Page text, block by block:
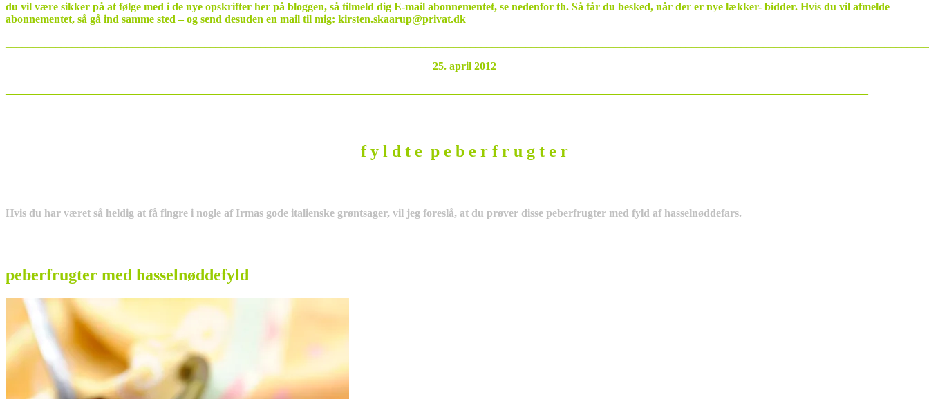
du vil være sikker på at følge med i de nye opskrifter her på bloggen, så tilmeld dig E-mail abonnementet, se nedenfor th. Så får du besked, når der er nye lækker- bidder. Hvis du vil afmelde
abonnementet, så gå ind samme sted – og send desuden en mail til mig: kirsten.skaarup@privat.dk
25. april 2012
f y l d t e p e b e r f r u g t e r
Hvis du har været så heldig at få fingre i nogle af Irmas gode italienske grøntsager, vil jeg foreslå, at du prøver disse peberfrugter med fyld af hasselnøddefars.
peberfrugter med hasselnøddefyld